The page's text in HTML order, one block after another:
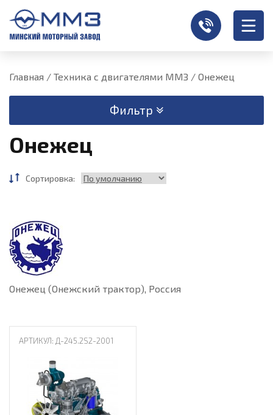
Главная / Техника с двигателями ММЗ / Онежец
Фильтр
Онежец
Сортировка:
Онежец (Онежский трактор), Россия
АРТИКУЛ: Д-245.2S2-2001